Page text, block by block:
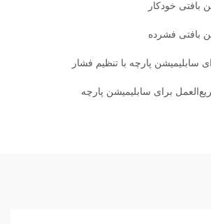
بافتی خودکار
بافتی فشرده
سابلیمیشن پارچه با تنظیم فشار
برای سابلیمیشن پارچه